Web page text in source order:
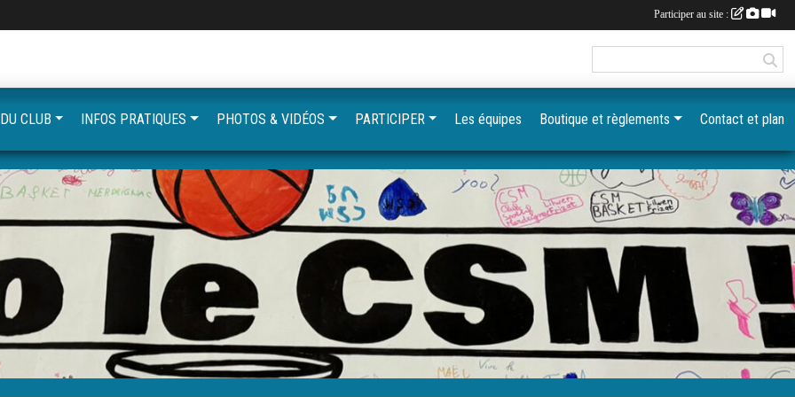
CLUB INFOS PRATIQUES PHOTOS & VIDÉOS PARTICIPER Les équipes Boutique et règlements Contact et plan
Participer au site :